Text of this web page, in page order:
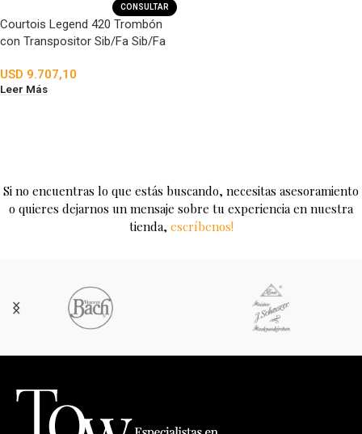
CONSULTAR
Courtois Legend 420 Trombón
con Transpositor Sib/Fa Sib/Fa
USD 9.707,10
Leer Más
Si no encuentras lo que estás buscando, necesitas asesoramiento
o quieres dejarnos un mensaje sobre tu experiencia en nuestra
tienda, escríbenos!